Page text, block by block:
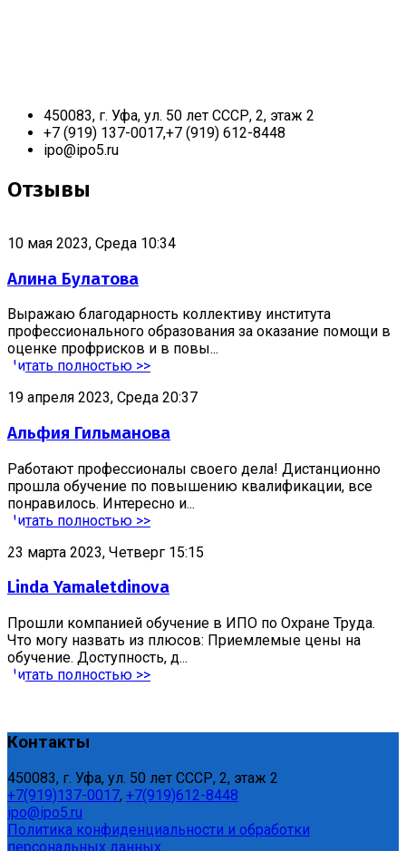
450083, г. Уфа, ул. 50 лет СССР, 2, этаж 2
+7 (919) 137-0017,+7 (919) 612-8448
ipo@ipo5.ru
Отзывы
10 мая 2023, Среда 10:34
Алина Булатова
Выражаю благодарность коллективу института
профессионального образования за оказание помощи в
оценке профрисков и в повы...
Читать полностью >>
19 апреля 2023, Среда 20:37
Альфия Гильманова
Работают профессионалы своего дела! Дистанционно
прошла обучение по повышению квалификации, все
понравилось. Интересно и...
Читать полностью >>
23 марта 2023, Четверг 15:15
Linda Yamaletdinova
Прошли компанией обучение в ИПО по Охране Труда.
Что могу назвать из плюсов: Приемлемые цены на
обучение. Доступность, д...
Читать полностью >>
Контакты
450083, г. Уфа, ул. 50 лет СССР, 2, этаж 2
+7(919)137-0017, +7(919)612-8448
ipo@ipo5.ru
Политика конфиденциальности и обработки
персональных данных